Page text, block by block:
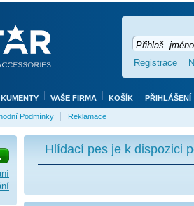
Hlídací pes je k dispozici
VAŠE FIRMA KOŠÍK PŘIHLÁŠENÍ
Podmínky Reklamace
Registrace